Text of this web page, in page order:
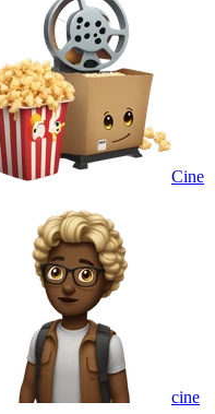
Cine
cine